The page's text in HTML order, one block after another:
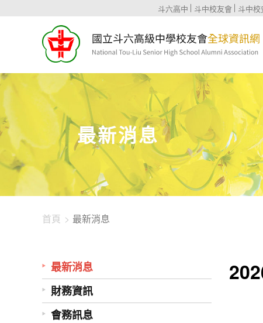
斗六高中 斗中校友會 斗中校
最新消息
首頁 最新消息
最新消息
財務資訊
會務訊息